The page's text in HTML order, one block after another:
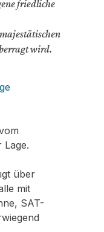
friedliche
wird.
über
mit
SAT-